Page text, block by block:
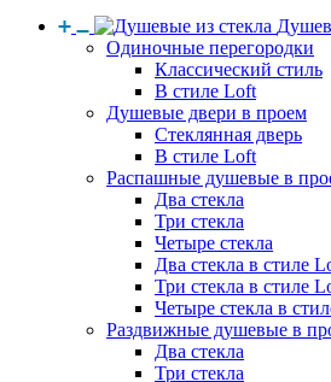
Одиночные перегородки
Классический стиль
В стиле Loft
Душевые двери в проем
Стеклянная дверь
В стиле Loft
Распашные душевые в
Два стекла
Три стекла
Четыре стекла
Два стекла в стиле
Три стекла в стиле
Четыре стекла в
Раздвижные душевые в
Два стекла
Три стекла